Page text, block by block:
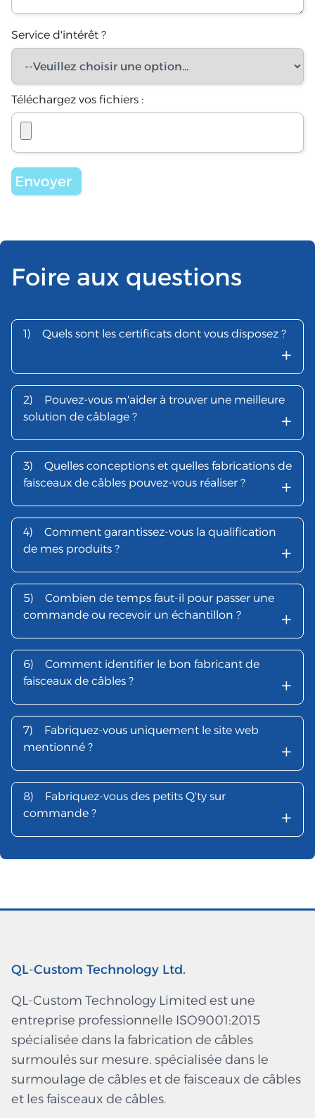
Service d'intérêt ?
Téléchargez vos fichiers :
Foire aux questions
1) Quels sont les certificats dont vous disposez ?
+
2)
Pouvez-vous m'aider à trouver une meilleure
solution de câblage ?
+
3)
Quelles conceptions et quelles fabrications de
faisceaux de câbles pouvez-vous réaliser ?
+
4)
Comment garantissez-vous la qualification
de mes produits ?
+
5)
Combien de temps faut-il pour passer une
commande ou recevoir un échantillon ?
+
6)
Comment identifier le bon fabricant de
faisceaux de câbles ?
+
7)
Fabriquez-vous uniquement le site web
mentionné ?
+
8)
Fabriquez-vous des petits Q'ty sur
commande ?
+
QL-Custom Technology Ltd.
QL-Custom Technology Limited est une
entreprise professionnelle ISO9001:2015
spécialisée dans la fabrication de câbles
surmoulés sur mesure. spécialisée dans le
surmoulage de câbles et de faisceaux de câbles
et les faisceaux de câbles.